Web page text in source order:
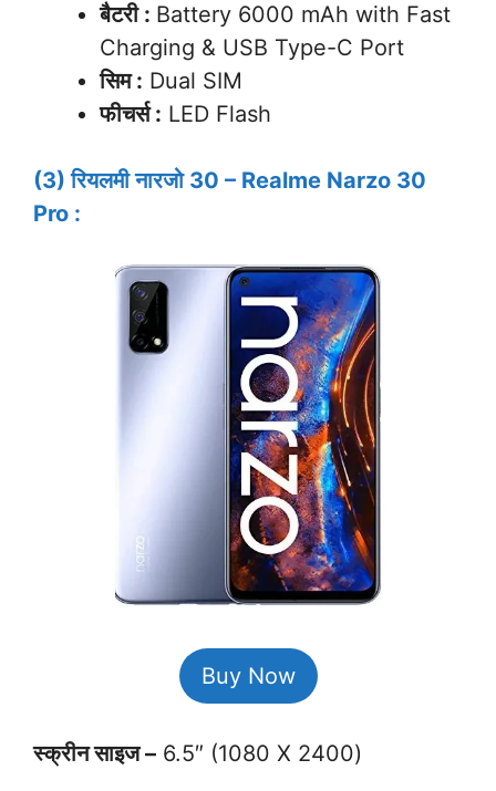
बैटरी : Battery 6000 mAh with Fast
Charging & USB Type-C Port
सिम : Dual SIM
फीचर्स : LED Flash
(3) रियलमी नारजो 30 – Realme Narzo 30
Pro :
Buy Now
स्क्रीन साइज – 6.5″ (1080 X 2400)